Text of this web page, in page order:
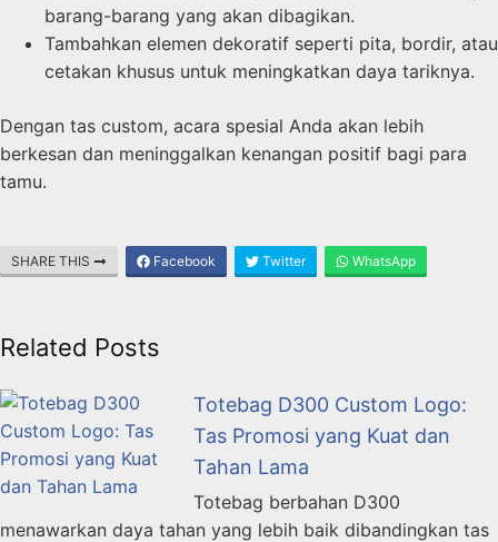
barang-barang yang akan dibagikan.
Tambahkan elemen dekoratif seperti pita, bordir, atau
cetakan khusus untuk meningkatkan daya tariknya.
Dengan tas custom, acara spesial Anda akan lebih
berkesan dan meninggalkan kenangan positif bagi para
tamu.
SHARE THIS Facebook Twitter WhatsApp
Related Posts
Totebag D300 Custom Logo:
Tas Promosi yang Kuat dan
Tahan Lama
Totebag berbahan D300
menawarkan daya tahan yang lebih baik dibandingkan tas